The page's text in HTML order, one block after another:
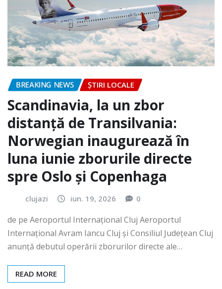
BREAKING NEWS ȘTIRI LOCALE
Scandinavia, la un zbor
distanță de Transilvania:
Norwegian inaugurează în
luna iunie zborurile directe
spre Oslo și Copenhaga
clujazi iun. 19, 2026 0
de pe Aeroportul Internaţional Cluj Aeroportul
Internațional Avram Iancu Cluj și Consiliul Județean Cluj
anunță debutul operării zborurilor directe ale…
READ MORE